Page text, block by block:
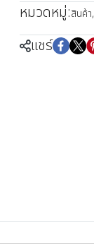
หมวดหมู่:สินค้า,
แชร์